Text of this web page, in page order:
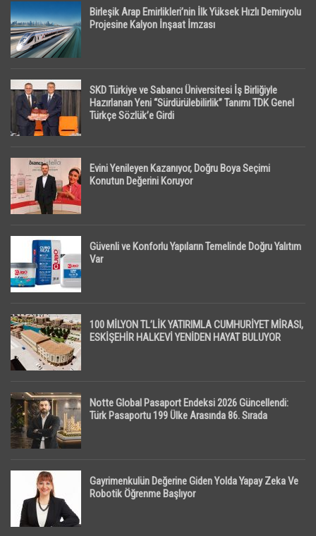
Birleşik Arap Emirlikleri’nin İlk Yüksek Hızlı Demiryolu
Projesine Kalyon İnşaat İmzası
SKD Türkiye ve Sabancı Üniversitesi İş Birliğiyle
Hazırlanan Yeni “Sürdürülebilirlik” Tanımı TDK Genel
Türkçe Sözlük’e Girdi
Evini Yenileyen Kazanıyor, Doğru Boya Seçimi
Konutun Değerini Koruyor
Güvenli ve Konforlu Yapıların Temelinde Doğru Yalıtım
Var
100 MİLYON TL’LİK YATIRIMLA CUMHURİYET MİRASI,
ESKİŞEHİR HALKEVİ YENİDEN HAYAT BULUYOR
Notte Global Pasaport Endeksi 2026 Güncellendi:
Türk Pasaportu 199 Ülke Arasında 86. Sırada
Gayrimenkulün Değerine Giden Yolda Yapay Zeka Ve
Robotik Öğrenme Başlıyor